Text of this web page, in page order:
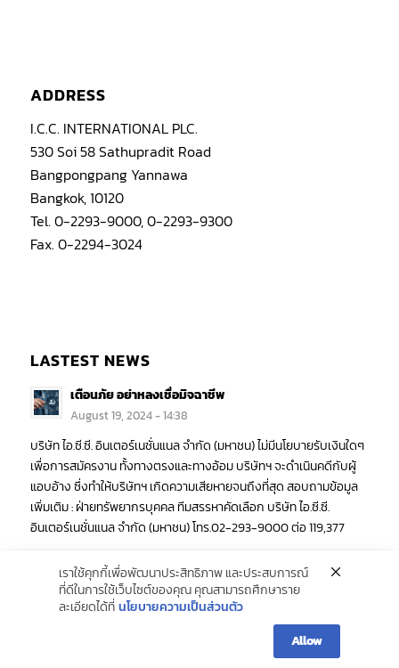
ADDRESS
I.C.C. INTERNATIONAL PLC.
530 Soi 58 Sathupradit Road
Bangpongpang Yannawa
Bangkok, 10120
Tel. 0-2293-9000, 0-2293-9300
Fax. 0-2294-3024
LASTEST NEWS
เตือนภัย อย่าหลงเชื่อมิจฉาชีพ
August 19, 2024 - 14:38
บริษัท ไอ.ซี.ซี. อินเตอร์เนชั่นแนล จำกัด (มหาชน) ไม่มีนโยบายรับเงินใดๆ
เพื่อการสมัครงาน ทั้งทางตรงและทางอ้อม บริษัทฯ จะดำเนินคดีกับผู้
แอบอ้าง ซึ่งทำให้บริษัทฯ เกิดความเสียหายจนถึงที่สุด สอบถามข้อมูล
เพิ่มเติม : ฝ่ายทรัพยากรบุคคล ทีมสรรหาคัดเลือก บริษัท ไอ.ซี.ซี.
อินเตอร์เนชั่นแนล จำกัด (มหาชน) โทร.02-293-9000 ต่อ 119,377
เราใช้คุกกี้เพื่อพัฒนาประสิทธิภาพ และประสบการณ์
ที่ดีในการใช้เว็บไซต์ของคุณ คุณสามารถศึกษาราย
ละเอียดได้ที่นโยบายความเป็นส่วนตัว
Allow